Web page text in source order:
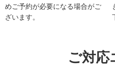
めご予約が必要になる場合がご
ざいます。
ご対応